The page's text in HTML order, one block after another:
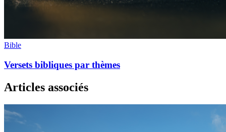
Bible
Versets bibliques par thèmes
Articles associés